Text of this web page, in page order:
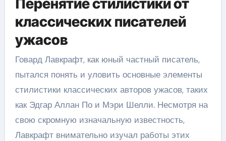
классических писателей
ужасов
Говард Лавкрафт, как юный частный писатель,
пытался понять и уловить основные элементы
стилистики классических авторов ужасов, таких
как Эдгар Аллан По и Мэри Шелли. Несмотря на
свою скромную изначальную известность,
Лавкрафт внимательно изучал работы этих